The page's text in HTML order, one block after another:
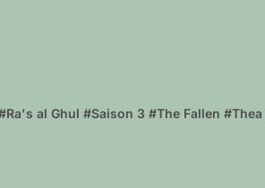
Ra's al Ghul #Saison 3 #The Fallen #Thea